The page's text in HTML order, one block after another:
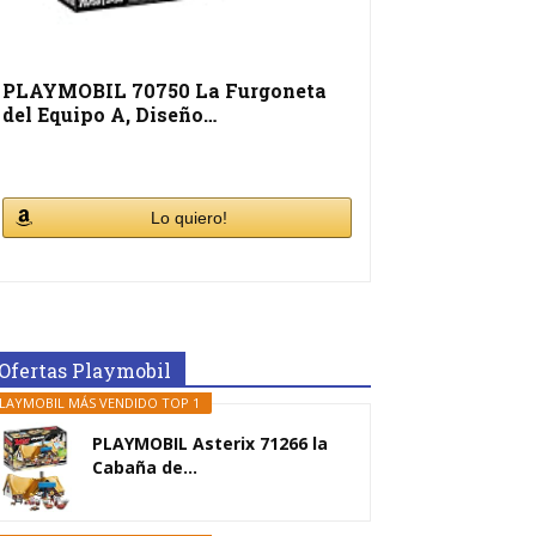
PLAYMOBIL 70750 La Furgoneta
del Equipo A, Diseño…
Lo quiero!
Playmobil
MÁS VENDIDO TOP 1
PLAYMOBIL Asterix 71266 la
Cabaña de...